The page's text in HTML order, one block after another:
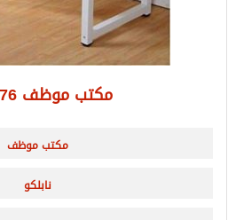
مكتب موظف ED-176
مكتب موظف
نابلكو